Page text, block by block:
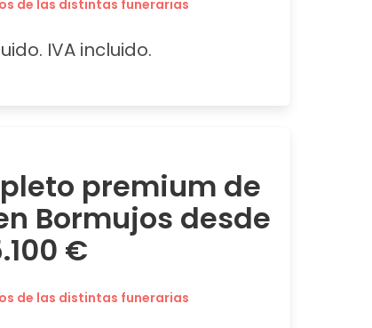
de las distintas funerarias
IVA incluido.
premium de
Bormujos desde
€
de las distintas funerarias